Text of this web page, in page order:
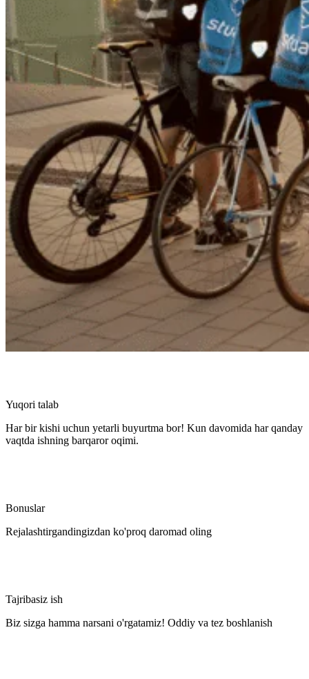
Yuqori talab
Har bir kishi uchun yetarli buyurtma bor! Kun davomida har qanday
vaqtda ishning barqaror oqimi.
Bonuslar
Rejalashtirgandingizdan ko'proq daromad oling
Tajribasiz ish
Biz sizga hamma narsani o'rgatamiz! Oddiy va tez boshlanish